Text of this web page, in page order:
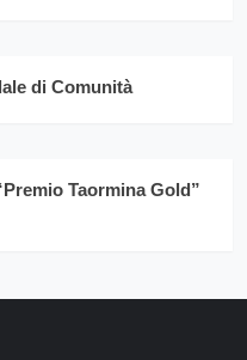
di Comunità
Taormina Gold”